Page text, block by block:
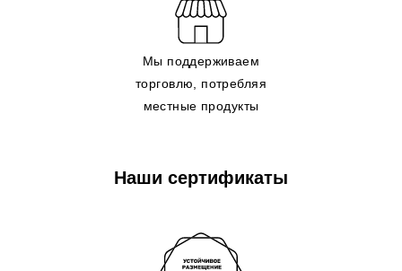
Мы поддерживаем
торговлю, потребляя
местные продукты
Наши сертификаты